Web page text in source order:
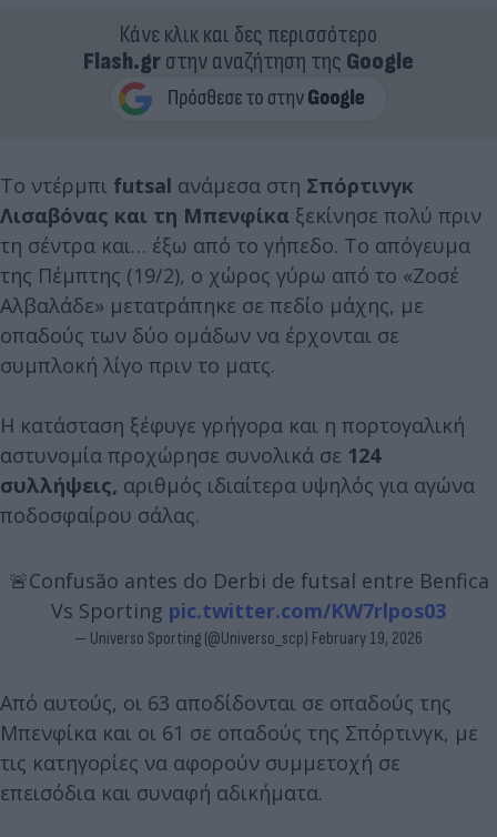
Κάνε κλικ και δες περισσότερο
Flash.grστην αναζήτηση της Google
Το ντέρμπι futsal ανάμεσα στη Σπόρτινγκ
Λισαβόνας και τη Μπενφίκα ξεκίνησε πολύ πριν
τη σέντρα και… έξω από το γήπεδο. Το απόγευμα
της Πέμπτης (19/2), ο χώρος γύρω από το «Ζοσέ
Αλβαλάδε» μετατράπηκε σε πεδίο μάχης, με
οπαδούς των δύο ομάδων να έρχονται σε
συμπλοκή λίγο πριν το ματς.
Η κατάσταση ξέφυγε γρήγορα και η πορτογαλική
αστυνομία προχώρησε συνολικά σε 124
συλλήψεις, αριθμός ιδιαίτερα υψηλός για αγώνα
ποδοσφαίρου σάλας.
🚨Confusão antes do Derbi de futsal entre Benfica
Vs Sporting pic.twitter.com/KW7rlpos03
— Universo Sporting (@Universo_scp) February 19, 2026
Από αυτούς, οι 63 αποδίδονται σε οπαδούς της
Μπενφίκα και οι 61 σε οπαδούς της Σπόρτινγκ, με
τις κατηγορίες να αφορούν συμμετοχή σε
επεισόδια και συναφή αδικήματα.